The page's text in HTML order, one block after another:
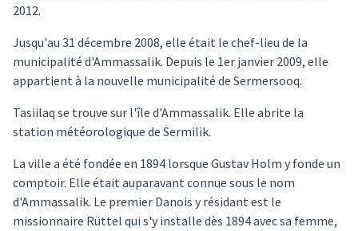
2012.
Jusqu'au 31 décembre 2008, elle était le chef-lieu de la
municipalité d'Ammassalik. Depuis le 1er janvier 2009, elle
appartient à la nouvelle municipalité de Sermersooq.
Tasiilaq se trouve sur l'île d'Ammassalik. Elle abrite la
station météorologique de Sermilik.
La ville a été fondée en 1894 lorsque Gustav Holm y fonde un
comptoir. Elle était auparavant connue sous le nom
d'Ammassalik. Le premier Danois y résidant est le
missionnaire Rüttel qui s'y installe dès 1894 avec sa femme,